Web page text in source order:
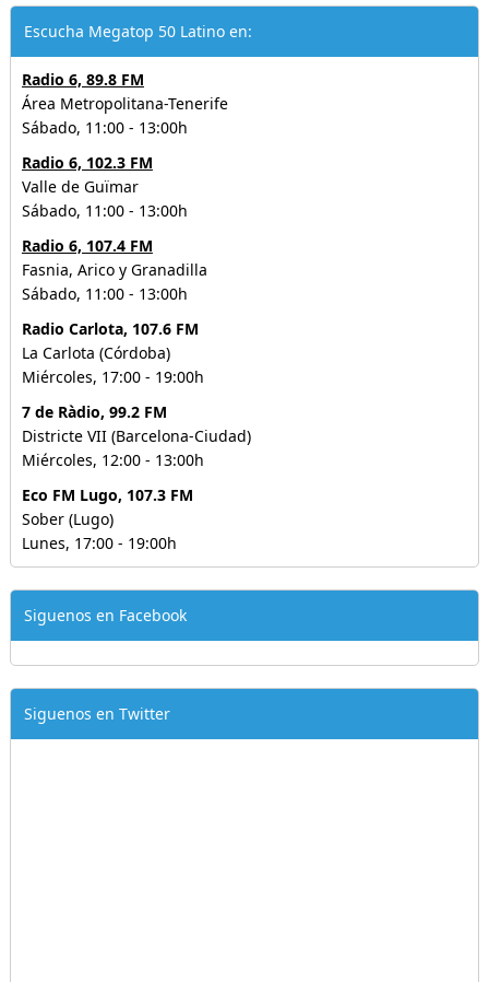
Escucha Megatop 50 Latino en:
Radio 6, 89.8 FM
Área Metropolitana-Tenerife
Sábado, 11:00 - 13:00h
Radio 6, 102.3 FM
Valle de Guïmar
Sábado, 11:00 - 13:00h
Radio 6, 107.4 FM
Fasnia, Arico y Granadilla
Sábado, 11:00 - 13:00h
Radio Carlota, 107.6 FM
La Carlota (Córdoba)
Miércoles, 17:00 - 19:00h
7 de Ràdio, 99.2 FM
Districte VII (Barcelona-Ciudad)
Miércoles, 12:00 - 13:00h
Eco FM Lugo, 107.3 FM
Sober (Lugo)
Lunes, 17:00 - 19:00h
Siguenos en Facebook
Siguenos en Twitter